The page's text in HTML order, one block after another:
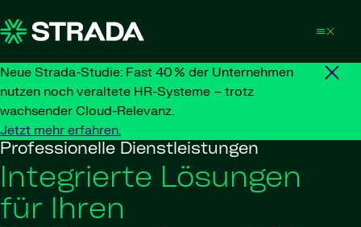
Neue Strada-Studie: Fast 40 % der Unternehmen
nutzen noch veraltete HR-Systeme – trotz
wachsender Cloud-Relevanz.
Jetzt mehr erfahren.
Professionelle Dienstleistungen
Integrierte Lösungen
für Ihren